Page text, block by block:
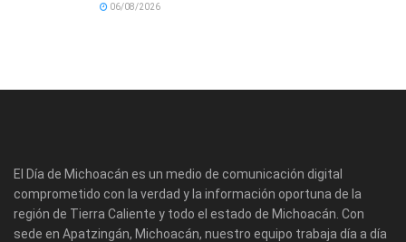
06/08/2026
El Día de Michoacán es un medio de comunicación digital
comprometido con la verdad y la información oportuna de la
región de Tierra Caliente y todo el estado de Michoacán. Con
sede en Apatzingán, Michoacán, nuestro equipo trabaja día a día